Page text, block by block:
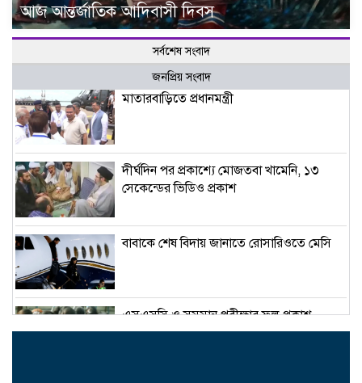
আজ আন্তর্জাতিক আদিবাসী দিবস
সর্বশেষ সংবাদ
জনপ্রিয় সংবাদ
মাতারবাড়িতে প্রধানমন্ত্রী
দীর্ঘদিন পর প্রকাশ্যে মোজতবা খামেনি, ১৩
সেকেন্ডের ভিডিও প্রকাশ
বাবাকে শেষ বিদায় জানাতে রোসারিওতে মেসি
এসএসসি ও সমমান পরীক্ষার ফল প্রকাশ
সোমবার